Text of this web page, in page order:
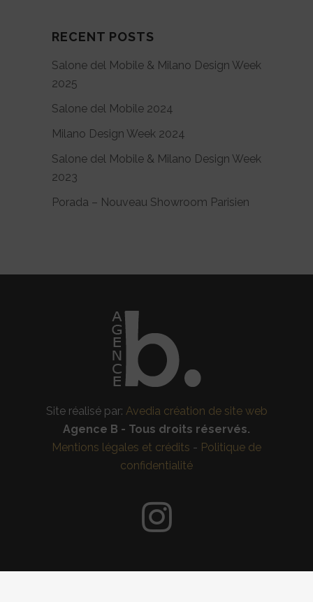
RECENT POSTS
Salone del Mobile & Milano Design Week
2025
Salone del Mobile 2024
Milano Design Week 2024
Salone del Mobile & Milano Design Week
2023
Porada – Nouveau Showroom Parisien
Site réalisé par: Avedia création de site web
Agence B - Tous droits réservés.
Mentions légales et crédits - Politique de
confidentialité